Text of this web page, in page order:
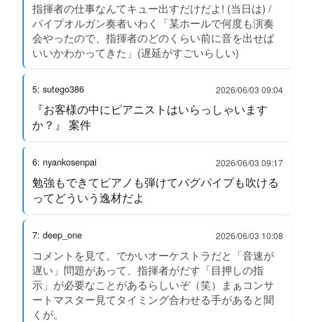
指揮者の仕事なんてキュー出すだけだよ! (当日は) /
パイプオルガン奏者いわく「某ホールで何度も演奏
会やったので、指揮者のどのくらい前に音を出せば
いいかわかってきた」(遅延がすごいらしい)
5: sutego386 2026/06/03 09:04
『お客様の中にピアニストはいらっしゃいます
か？』 案件
6: nyankosenpai 2026/06/03 09:17
勉強もできてピアノも弾けてバグパイプも吹ける
ってどういう逸材だよ
7: deep_one 2026/06/03 10:08
コメントを見て。でかいオーケストラだと「音速が
遅い」問題があって、指揮者がだす「目押しの指
示」が必要なことがあるらしいぞ（笑）まぁコンサ
ートマスター見てタイミング合わせる手があると聞
くが。